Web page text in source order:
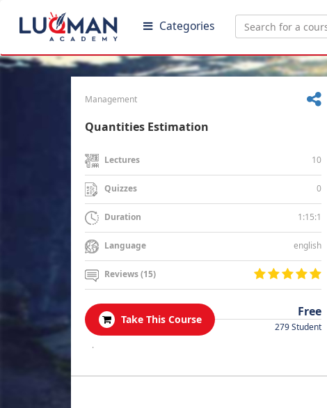
Categories
Management
Quantities Estimation
Lectures 10
Quizzes 0
Duration 1:15:1
Language english
Reviews (15)
Take This Course
Free
279 Student
.